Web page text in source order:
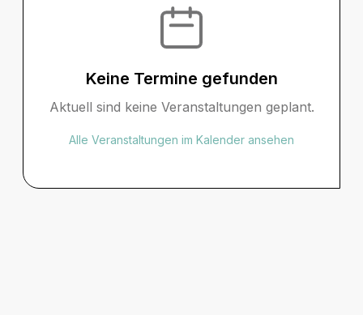
Keine Termine gefunden
Aktuell sind keine Veranstaltungen geplant.
Alle Veranstaltungen im Kalender ansehen